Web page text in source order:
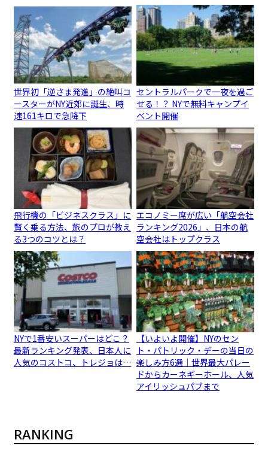
世界初「逆さま発進」の絶叫コ
ースターがNY近郊に誕生、時
速161キロで急降下
セントラルパークで一夜を過ご
せる！？ NYで無料キャンプイ
ベント開催
飛行機の「ビジネスクラス」に
賢く乗る方法、旅のプロが教え
る3つのコツとは？
エコノミー席が広い「航空会社
ランキング2026」、日本の航
空会社はトップクラス
NYで1番安いスーパーはどこ？
最新ランキング発表、日本人に
人気のコストコ、トレジョは…
【いよいよ開催】NYのセン
ト・パトリック・デーの当日の
楽しみ方6選｜世界最大パレー
ドからカーネギーホール、人気
アイリッシュパブまで
RANKING